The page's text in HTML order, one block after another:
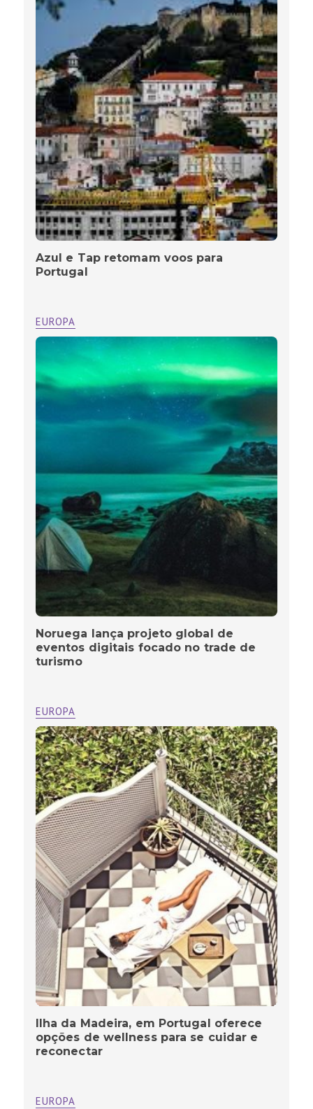
Azul e Tap retomam voos para
Portugal
EUROPA
Noruega lança projeto global de
eventos digitais focado no trade de
turismo
EUROPA
Ilha da Madeira, em Portugal oferece
opções de wellness para se cuidar e
reconectar
EUROPA